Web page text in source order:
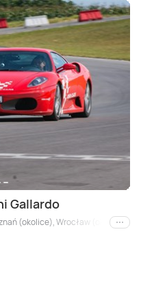
Gallardo
(okolice), Wrocław (okolice),
i inne